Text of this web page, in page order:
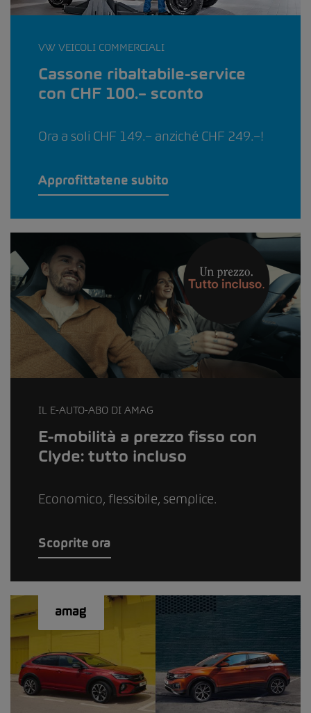
VW VEICOLI COMMERCIALI
Cassone ribaltabile-service
con CHF 100.– sconto
Ora a soli CHF 149.– anziché CHF 249.–!
Approfittatene subito
IL E-AUTO-ABO DI AMAG
E-mobilità a prezzo fisso con
Clyde: tutto incluso
Economico, flessibile, semplice.
Scoprite ora